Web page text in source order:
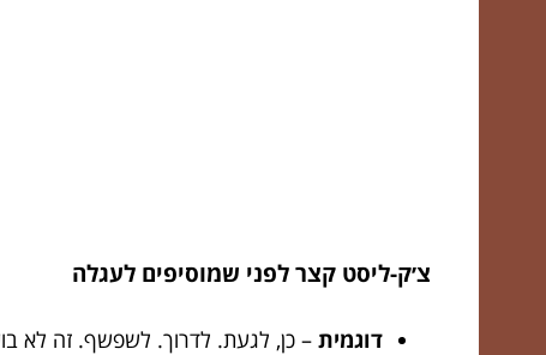
צ׳ק-ליסט קצר לפני שמוסיפים לעגלה
דוגמית – כן, לגעת. לדרוך. לשפשף. זה לא